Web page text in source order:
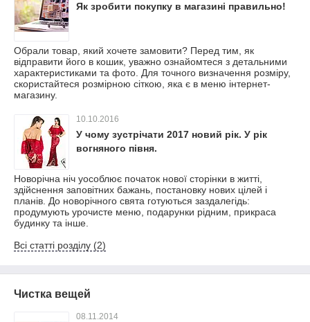
Як зробити покупку в магазині правильно!
Обрали товар, який хочете замовити? Перед тим, як
відправити його в кошик, уважно ознайомтеся з детальними
характеристиками та фото. Для точного визначення розміру,
скористайтеся розмірною сіткою, яка є в меню інтернет-
магазину.
10.10.2016
У чому зустрічати 2017 новий рік. У рік
вогняного півня.
Новорічна ніч уособлює початок нової сторінки в житті,
здійснення заповітних бажань, постановку нових цілей і
планів. До новорічного свята готуються заздалегідь:
продумують урочисте меню, подарунки рідним, прикраса
будинку та інше.
Всі статті розділу (2)
Чистка вещей
08.11.2014